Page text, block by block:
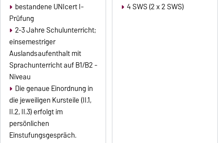
bestandene UNIcert I-
Prüfung
2-3 Jahre Schulunterricht;
einsemestriger
Auslandsaufenthalt mit
Sprachunterricht auf B1/B2 -
Niveau
Die genaue Einordnung in
die jeweiligen Kursteile (II.1,
II.2, II.3) erfolgt im
persönlichen
Einstufungsgespräch.
4 SWS (2 x 2 SWS)